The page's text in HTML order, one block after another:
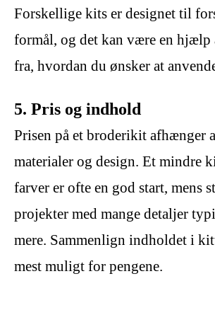
Forskellige kits er designet til
formål, og det kan være en
fra, hvordan du ønsker at
5. Pris og indhold
Prisen på et broderikit afhænger
materialer og design. Et mindre
farver er ofte en god start, mens
projekter med mange detaljer
mere. Sammenlign indholdet i
mest muligt for pengene.